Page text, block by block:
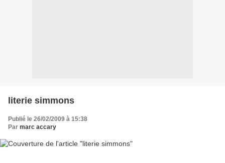
literie simmons
Publié le 26/02/2009 à 15:38
Par marc accary